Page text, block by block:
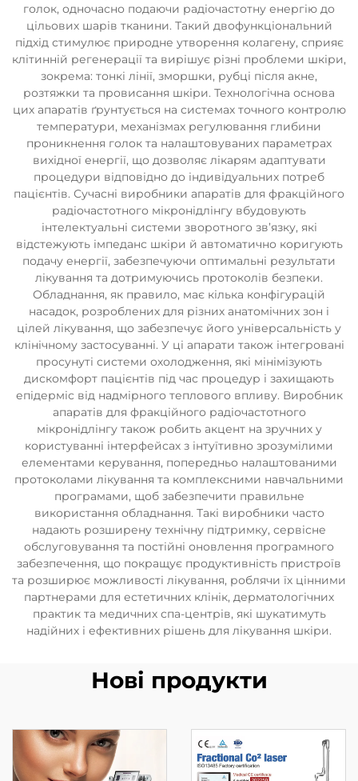
голок, одночасно подаючи радіочастотну енергію до
цільових шарів тканини. Такий двофункціональний
підхід стимулює природне утворення колагену, сприяє
клітинній регенерації та вирішує різні проблеми шкіри,
зокрема: тонкі лінії, зморшки, рубці після акне,
розтяжки та провисання шкіри. Технологічна основа
цих апаратів ґрунтується на системах точного контролю
температури, механізмах регулювання глибини
проникнення голок та налаштовуваних параметрах
вихідної енергії, що дозволяє лікарям адаптувати
процедури відповідно до індивідуальних потреб
пацієнтів. Сучасні виробники апаратів для фракційного
радіочастотного мікронідлінгу вбудовують
інтелектуальні системи зворотного зв’язку, які
відстежують імпеданс шкіри й автоматично коригують
подачу енергії, забезпечуючи оптимальні результати
лікування та дотримуючись протоколів безпеки.
Обладнання, як правило, має кілька конфігурацій
насадок, розроблених для різних анатомічних зон і
цілей лікування, що забезпечує його універсальність у
клінічному застосуванні. У ці апарати також інтегровані
просунуті системи охолодження, які мінімізують
дискомфорт пацієнтів під час процедур і захищають
епідерміс від надмірного теплового впливу. Виробник
апаратів для фракційного радіочастотного
мікронідлінгу також робить акцент на зручних у
користуванні інтерфейсах з інтуїтивно зрозумілими
елементами керування, попередньо налаштованими
протоколами лікування та комплексними навчальними
програмами, щоб забезпечити правильне
використання обладнання. Такі виробники часто
надають розширену технічну підтримку, сервісне
обслуговування та постійні оновлення програмного
забезпечення, що покращує продуктивність пристроїв
та розширює можливості лікування, роблячи їх цінними
партнерами для естетичних клінік, дерматологічних
практик та медичних спа-центрів, які шукатимуть
надійних і ефективних рішень для лікування шкіри.
Нові продукти